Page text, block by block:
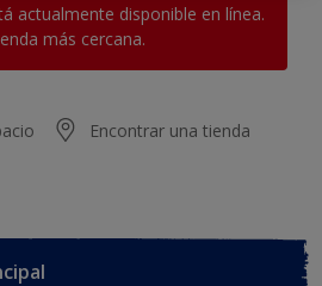
actualmente disponible en línea.
más cercana.
Encontrar una tienda